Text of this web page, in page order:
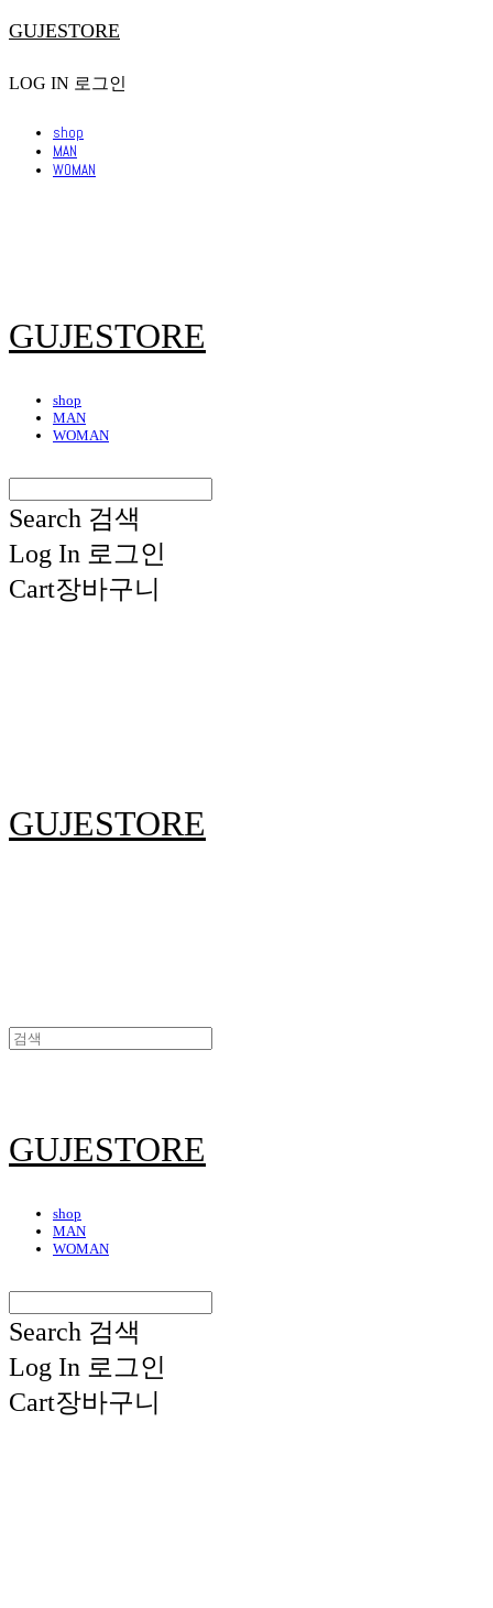
GUJESTORE
LOG IN 로그인
shop
MAN
WOMAN
GUJESTORE
shop
MAN
WOMAN
Search 검색
Log In 로그인
Cart장바구니
GUJESTORE
GUJESTORE
shop
MAN
WOMAN
Search 검색
Log In 로그인
Cart장바구니